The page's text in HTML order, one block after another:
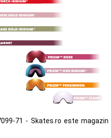
71 - Skates.ro este magazin